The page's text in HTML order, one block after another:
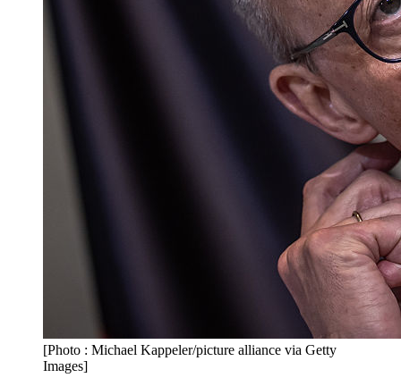
[Photo : Michael Kappeler/picture alliance via Getty
Images]